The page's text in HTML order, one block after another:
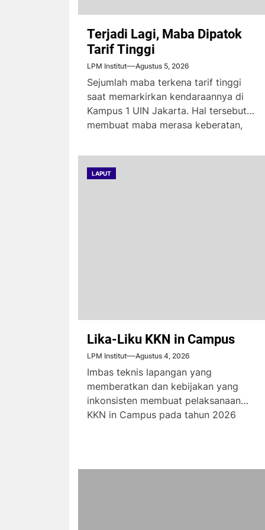
Terjadi Lagi, Maba Dipatok
Tarif Tinggi
LPM Institut Agustus 5, 2026
Sejumlah maba terkena tarif tinggi
saat memarkirkan kendaraannya di
Kampus 1 UIN Jakarta. Hal tersebut
membuat maba merasa keberatan,
LAPUT
Lika-Liku KKN in Campus
LPM Institut Agustus 4, 2026
Imbas teknis lapangan yang
memberatkan dan kebijakan yang
inkonsisten membuat pelaksanaan
KKN in Campus pada tahun 2026